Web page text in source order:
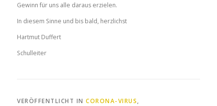
Gewinn für uns alle daraus erzielen.
In diesem Sinne und bis bald, herzlichst
Hartmut Duffert
Schulleiter
VERÖFFENTLICHT IN CORONA-VIRUS,